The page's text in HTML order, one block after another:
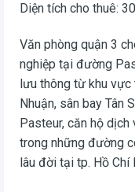
Diện tích cho thuê:
Văn phòng quận 3
nghiệp tại đường
lưu thông từ khu vực
Nhuận, sân bay Tân
Pasteur, căn hộ
trong những đường
lâu đời tại tp. Hồ Chí